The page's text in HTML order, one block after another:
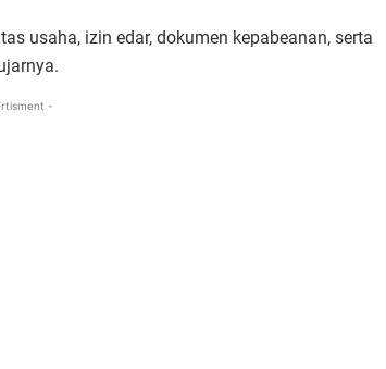
usaha, izin edar, dokumen kepabeanan, serta
-